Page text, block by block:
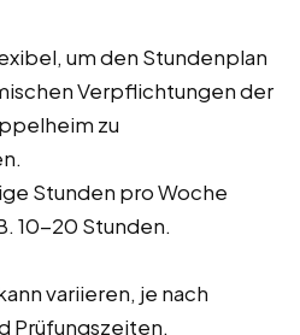
um den Stundenplan
Verpflichtungen der
zu
Stunden pro Woche
10-20 Stunden.
variieren, je nach
Prüfungszeiten.